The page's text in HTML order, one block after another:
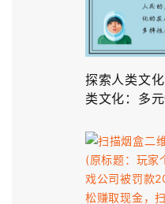
探索人类文
类文化：多